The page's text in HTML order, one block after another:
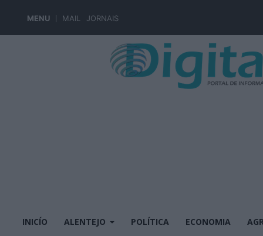
MENU MAIL JORNAIS
INICÍO ALENTEJO POLÍTICA ECONOMIA